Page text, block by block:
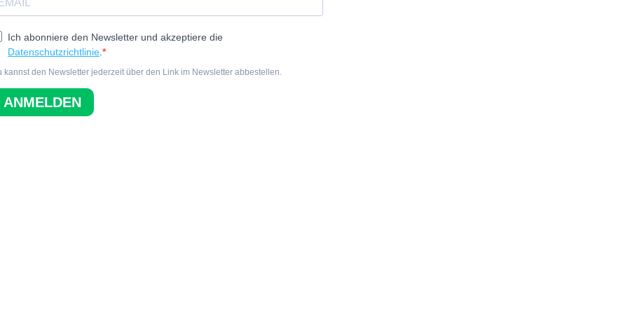
Ich abonniere den Newsletter und akzeptiere die
Datenschutzrichtlinie
kannst den Newsletter jederzeit über den Link im Newsletter abbestellen.
ANMELDEN